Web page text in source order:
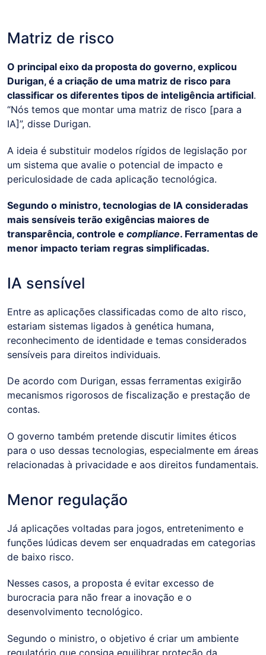
Matriz de risco
O principal eixo da proposta do governo, explicou
Durigan, é a criação de uma matriz de risco para
classificar os diferentes tipos de inteligência artificial.
“Nós temos que montar uma matriz de risco [para a
IA]”, disse Durigan.
A ideia é substituir modelos rígidos de legislação por
um sistema que avalie o potencial de impacto e
periculosidade de cada aplicação tecnológica.
Segundo o ministro, tecnologias de IA consideradas
mais sensíveis terão exigências maiores de
transparência, controle e compliance. Ferramentas de
menor impacto teriam regras simplificadas.
IA sensível
Entre as aplicações classificadas como de alto risco,
estariam sistemas ligados à genética humana,
reconhecimento de identidade e temas considerados
sensíveis para direitos individuais.
De acordo com Durigan, essas ferramentas exigirão
mecanismos rigorosos de fiscalização e prestação de
contas.
O governo também pretende discutir limites éticos
para o uso dessas tecnologias, especialmente em áreas
relacionadas à privacidade e aos direitos fundamentais.
Menor regulação
Já aplicações voltadas para jogos, entretenimento e
funções lúdicas devem ser enquadradas em categorias
de baixo risco.
Nesses casos, a proposta é evitar excesso de
burocracia para não frear a inovação e o
desenvolvimento tecnológico.
Segundo o ministro, o objetivo é criar um ambiente